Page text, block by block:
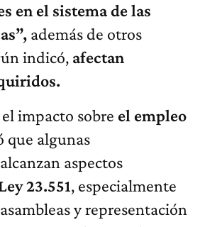
en el sistema de las
además de otros
indicó, afectan
impacto sobre el empleo
que algunas
aspectos
23.551, especialmente
y representación